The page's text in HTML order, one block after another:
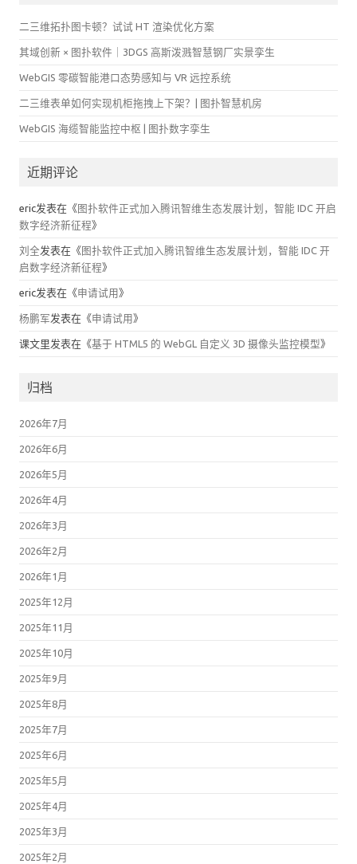
二三维拓扑图卡顿？试试 HT 渲染优化方案
其域创新 × 图扑软件｜3DGS 高斯泼溅智慧钢厂实景孪生
WebGIS 零碳智能港口态势感知与 VR 远控系统
二三维表单如何实现机柜拖拽上下架？| 图扑智慧机房
WebGIS 海缆智能监控中枢 | 图扑数字孪生
近期评论
eric发表在《 图扑软件正式加入腾讯智维生态发展计划，智能 IDC 开启
数字经济新征程》
刘全发表在《 图扑软件正式加入腾讯智维生态发展计划，智能 IDC 开
启数字经济新征程》
eric发表在《申请试用 》
杨鹏军发表在《申请试用 》
课文里发表在《基于 HTML5 的 WebGL 自定义 3D 摄像头监控模型》
归档
2026年7月
2026年6月
2026年5月
2026年4月
2026年3月
2026年2月
2026年1月
2025年12月
2025年11月
2025年10月
2025年9月
2025年8月
2025年7月
2025年6月
2025年5月
2025年4月
2025年3月
2025年2月